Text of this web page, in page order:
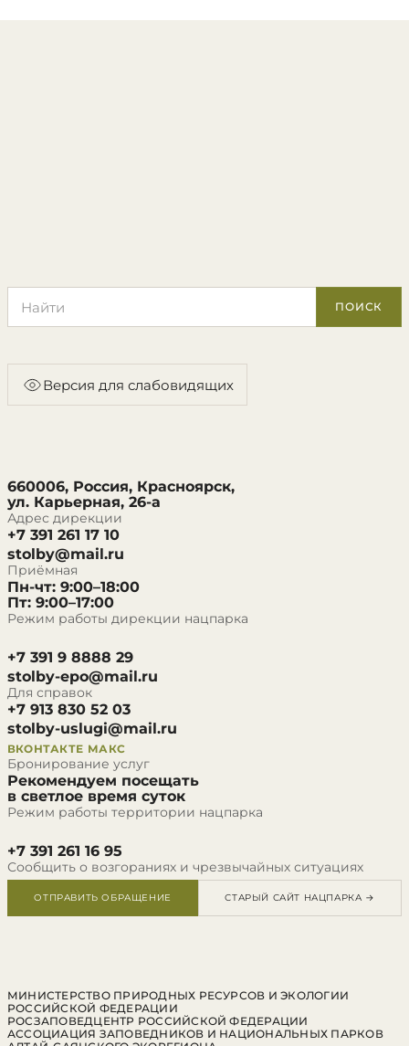
ПОИСК
Версия для слабовидящих
660006, Россия, Красноярск,
ул. Карьерная, 26-а
Адрес дирекции
+7 391 261 17 10
stolby@mail.ru
Приёмная
Пн-чт: 9:00–18:00
Пт: 9:00–17:00
Режим работы дирекции нацпарка
+7 391 9 8888 29
stolby-epo@mail.ru
Для справок
+7 913 830 52 03
stolby-uslugi@mail.ru
ВКОНТАКТЕ МАКС
Бронирование услуг
Рекомендуем посещать
в светлое время суток
Режим работы территории нацпарка
+7 391 261 16 95
Сообщить о возгораниях и чрезвычайных ситуациях
ОТПРАВИТЬ ОБРАЩЕНИЕ СТАРЫЙ САЙТ НАЦПАРКА →
МИНИСТЕРСТВО ПРИРОДНЫХ РЕСУРСОВ И ЭКОЛОГИИ
РОССИЙСКОЙ ФЕДЕРАЦИИ
РОСЗАПОВЕДЦЕНТР РОССИЙСКОЙ ФЕДЕРАЦИИ
АССОЦИАЦИЯ ЗАПОВЕДНИКОВ И НАЦИОНАЛЬНЫХ ПАРКОВ